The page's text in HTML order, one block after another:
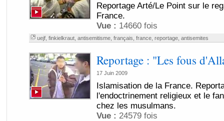
Reportage Arté/Le Point sur le
France.
Vue : 14660 fois
uejf, finkielkraut, antisemitisme, français france, reportage, antisemites
Reportage : "Les fous
17 Juin 2009
Islamisation de la France.
l'endoctrinement religieux et le
chez les musulmans.
Vue : 24579 fois